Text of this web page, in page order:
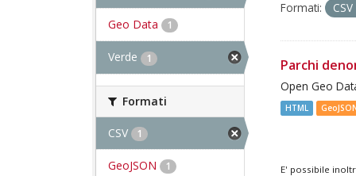
Geo Data 1
Verde 1
Formati
CSV 1
GeoJSON 1
Formati:
CSV
Parchi
Open Geo
HTML
E' possibile